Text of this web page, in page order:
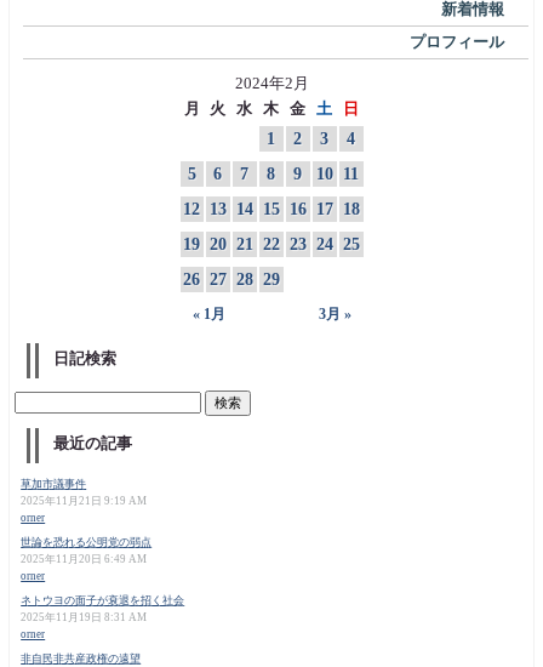
新着情報
プロフィール
2024年2月
月
火 水 木 金 土 日
« 1月 3月 »
1 2 3
4
5
6 7 8 9 10
11
12 13 14 15 16 17
18
19 20 21 22 23 24 25
26 27 28 29
日記検索
最近の記事
草加市議事件
2025年11月21日 9:19 AM
orner
世論を恐れる公明党の弱点
2025年11月20日 6:49 AM
orner
ネトウヨの面子が衰退を招く社会
2025年11月19日 8:31 AM
orner
非自民非共産政権の遠望